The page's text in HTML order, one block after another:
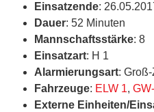
Einsatzende:
Dauer: 52 Minuten
Mannschaftsstärke: 8
Einsatzart: H 1
Alarmierungsart:
Fahrzeuge: ELW 1,
Externe Einheiten/